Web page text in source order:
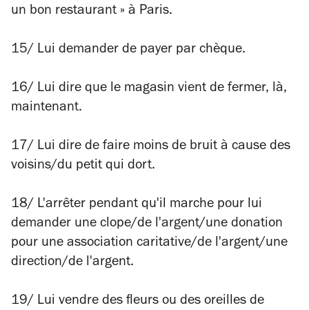
un bon restaurant » à Paris.
15/ Lui demander de payer par chèque.
16/ Lui dire que le magasin vient de fermer, là,
maintenant.
17/ Lui dire de faire moins de bruit à cause des
voisins/du petit qui dort.
18/ L'arrêter pendant qu'il marche pour lui
demander une clope/de l'argent/une donation
pour une association caritative/de l'argent/une
direction/de l'argent.
19/ Lui vendre des fleurs ou des oreilles de